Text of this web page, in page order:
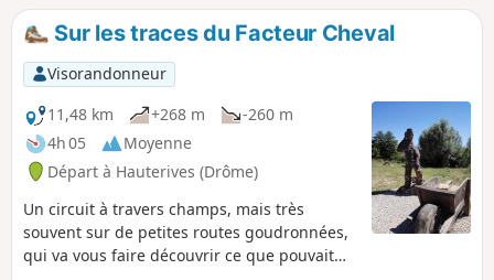
donnera des frissons !
Sur les traces du Facteur Cheval
Visorandonneur
11,48 km
+268 m
-260 m
4h 05
Moyenne
Départ à Hauterives (Drôme)
Un circuit à travers champs, mais très
souvent sur de petites routes goudronnées,
qui va vous faire découvrir ce que pouvait